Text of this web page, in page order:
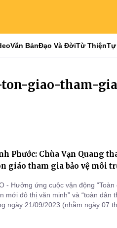
Văn BảnĐạo Và ĐờiTừ ThiệnTự
giao-tham-
Phước: Chùa Vạn Quang
giáo tham gia bảo vệ môi
- Hưởng ứng cuộc vận động
mới đô thị văn minh” và “toàn dân
ngày 21/09/2023 (nhằm ngày 07